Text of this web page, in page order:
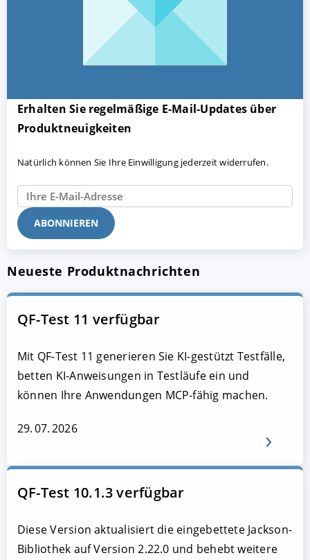
Erhalten Sie regelmäßige E-Mail-Updates über
Produktneuigkeiten
Natürlich können Sie Ihre Einwilligung jederzeit widerrufen.
Neueste Produktnachrichten
QF-Test 11 verfügbar
Mit QF-Test 11 generieren Sie KI-gestützt Testfälle,
betten KI-Anweisungen in Testläufe ein und
können Ihre Anwendungen MCP-fähig machen.
29. 07. 2026
QF-Test 10.1.3 verfügbar
Diese Version aktualisiert die eingebettete Jackson-
Bibliothek auf Version 2.22.0 und behebt weitere